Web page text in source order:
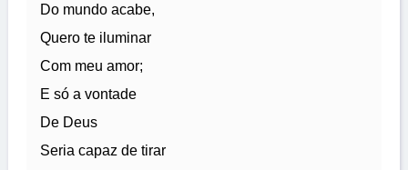
Do mundo acabe,
Quero te iluminar
Com meu amor;
E só a vontade
De Deus
Seria capaz de tirar